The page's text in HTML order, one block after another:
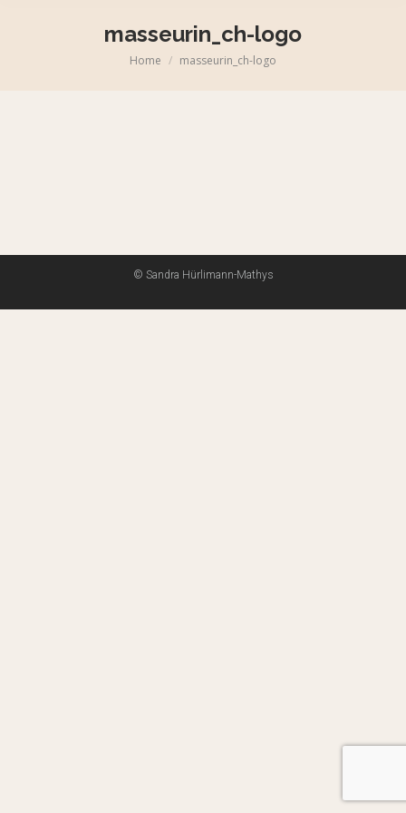
masseurin_ch-logo
Home masseurin_ch-logo
© Sandra Hürlimann-Mathys